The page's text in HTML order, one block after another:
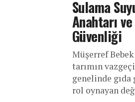
Sulama
Anahtarı
Güvenliği
Müşerref
tarımın
genelinde
rol oynayan